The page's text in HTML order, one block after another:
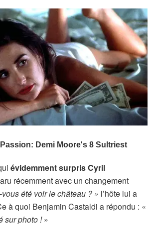
évidemment surpris Cyril
récemment avec un changement
vous été voir le château ? » l’hôte lui a
à quoi Benjamin Castaldi a répondu : «
sur photo !»